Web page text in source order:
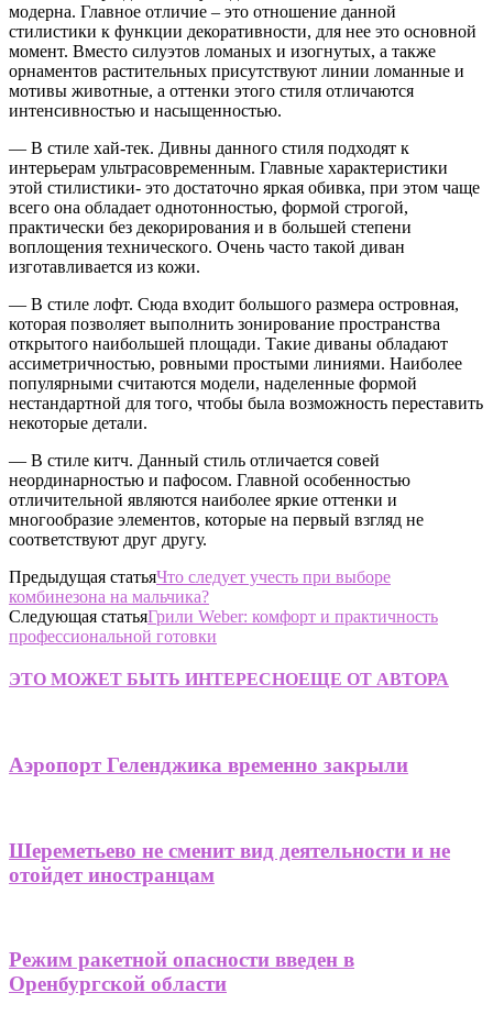
модерна. Главное отличие – это отношение данной
стилистики к функции декоративности, для нее это основной
момент. Вместо силуэтов ломаных и изогнутых, а также
орнаментов растительных присутствуют линии ломанные и
мотивы животные, а оттенки этого стиля отличаются
интенсивностью и насыщенностью.
— В стиле хай-тек. Дивны данного стиля подходят к
интерьерам ультрасовременным. Главные характеристики
этой стилистики- это достаточно яркая обивка, при этом чаще
всего она обладает однотонностью, формой строгой,
практически без декорирования и в большей степени
воплощения технического. Очень часто такой диван
изготавливается из кожи.
— В стиле лофт. Сюда входит большого размера островная,
которая позволяет выполнить зонирование пространства
открытого наибольшей площади. Такие диваны обладают
ассиметричностью, ровными простыми линиями. Наиболее
популярными считаются модели, наделенные формой
нестандартной для того, чтобы была возможность переставить
некоторые детали.
— В стиле китч. Данный стиль отличается совей
неординарностью и пафосом. Главной особенностью
отличительной являются наиболее яркие оттенки и
многообразие элементов, которые на первый взгляд не
соответствуют друг другу.
Предыдущая статьяЧто следует учесть при выборе
комбинезона на мальчика?
Следующая статьяГрили Weber: комфорт и практичность
профессиональной готовки
ЭТО МОЖЕТ БЫТЬ ИНТЕРЕСНОЕЩЕ ОТ АВТОРА
Аэропорт Геленджика временно закрыли
Шереметьево не сменит вид деятельности и не
отойдет иностранцам
Режим ракетной опасности введен в
Оренбургской области